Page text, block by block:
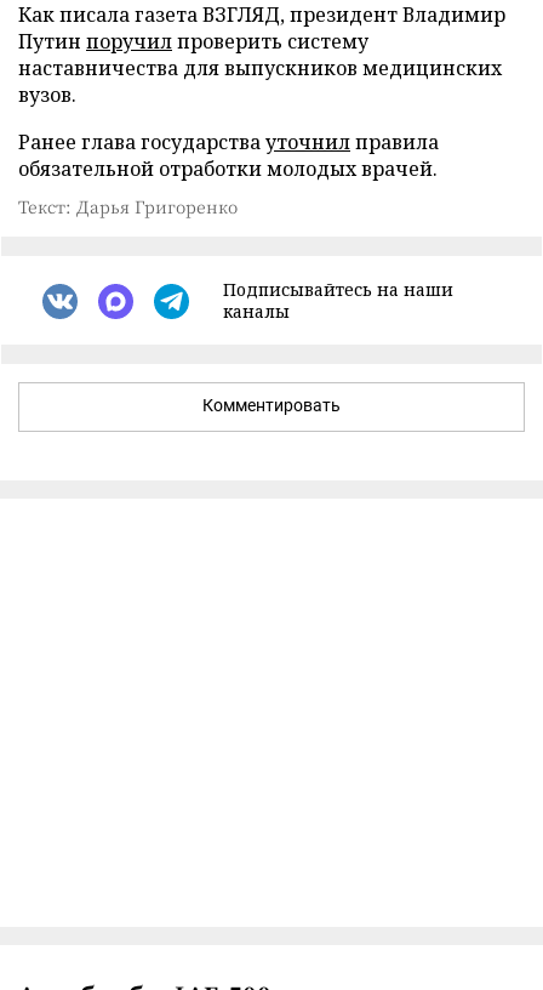
Как писала газета ВЗГЛЯД, президент Владимир
Путин поручилпроверить систему
наставничества для выпускников медицинских
вузов.
Ранее глава государствауточнилправила
обязательной отработки молодых врачей.
Текст: Дарья Григоренко
Подписывайтесь на наши
каналы
Комментировать